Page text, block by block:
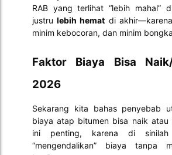
RAB yang terlihat “lebih mahal”
justrulebih hemat di
minim kebocoran, dan minim
Faktor Biaya Bisa
2026
Sekarang kita bahas penyebab
biaya atap bitumen bisa naik atau
ini penting, karena di
“mengendalikan” biaya tanpa